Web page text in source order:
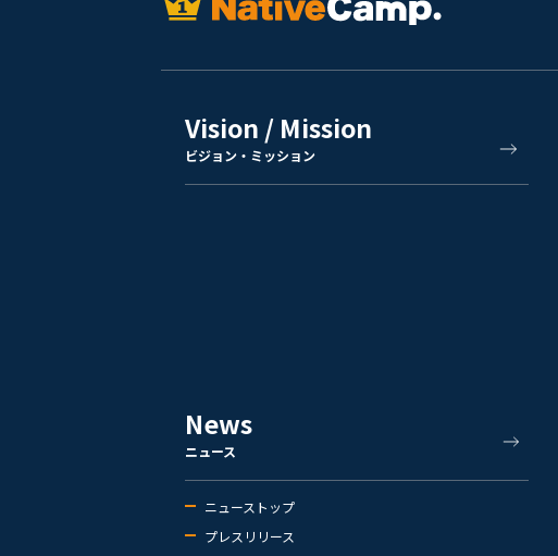
Vision / Mission
ビジョン・ミッション
News
ニュース
ニューストップ
プレスリリース